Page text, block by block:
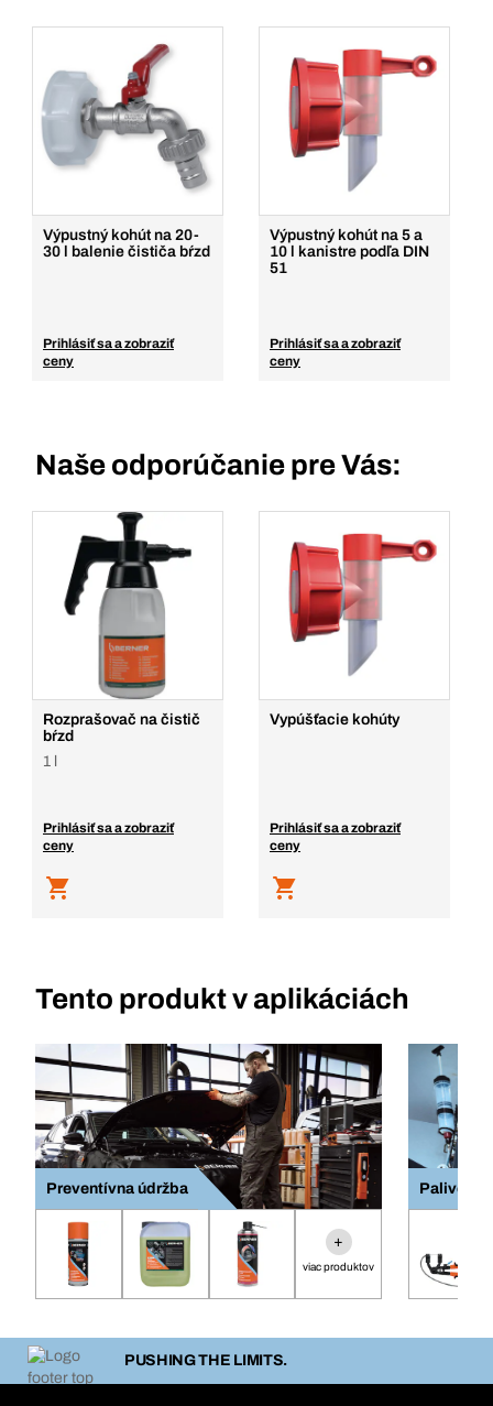
Výpustný kohút na 20-
30 l balenie čističa bŕzd
Prihlásiť sa a zobraziť
ceny
Výpustný kohút na 5 a
10 l kanistre podľa DIN
51
Prihlásiť sa a zobraziť
ceny
Naše odporúčanie pre Vás:
Rozprašovač na čistič
bŕzd
1 l
Prihlásiť sa a zobraziť
ceny
Vypúšťacie kohúty
Prihlásiť sa a zobraziť
ceny
Tento produkt v aplikáciách
Preventívna údržba
+
viac produktov
Palivový
PUSHING THE LIMITS.